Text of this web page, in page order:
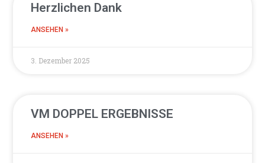
Herzlichen Dank
ANSEHEN »
3. Dezember 2025
VM DOPPEL ERGEBNISSE
ANSEHEN »